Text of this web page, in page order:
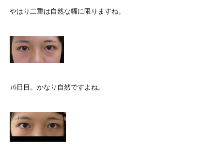
やはり二重は自然な幅に限りますね。
↓6日目。かなり自然ですよね。